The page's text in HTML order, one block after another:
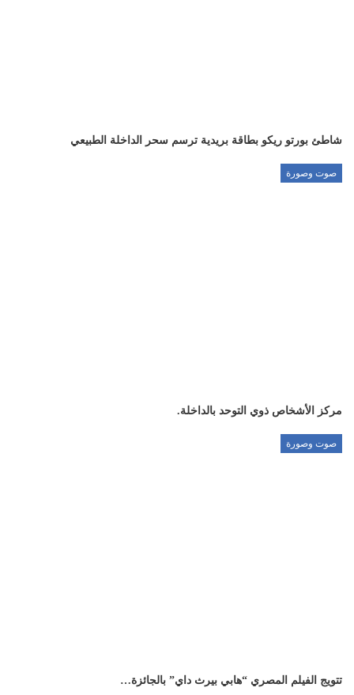
شاطئ بورتو ريكو بطاقة بريدية ترسم سحر الداخلة الطبيعي
صوت وصورة
مركز الأشخاص ذوي التوحد بالداخلة.
صوت وصورة
تتويج الفيلم المصري “هابي بيرث داي” بالجائزة…